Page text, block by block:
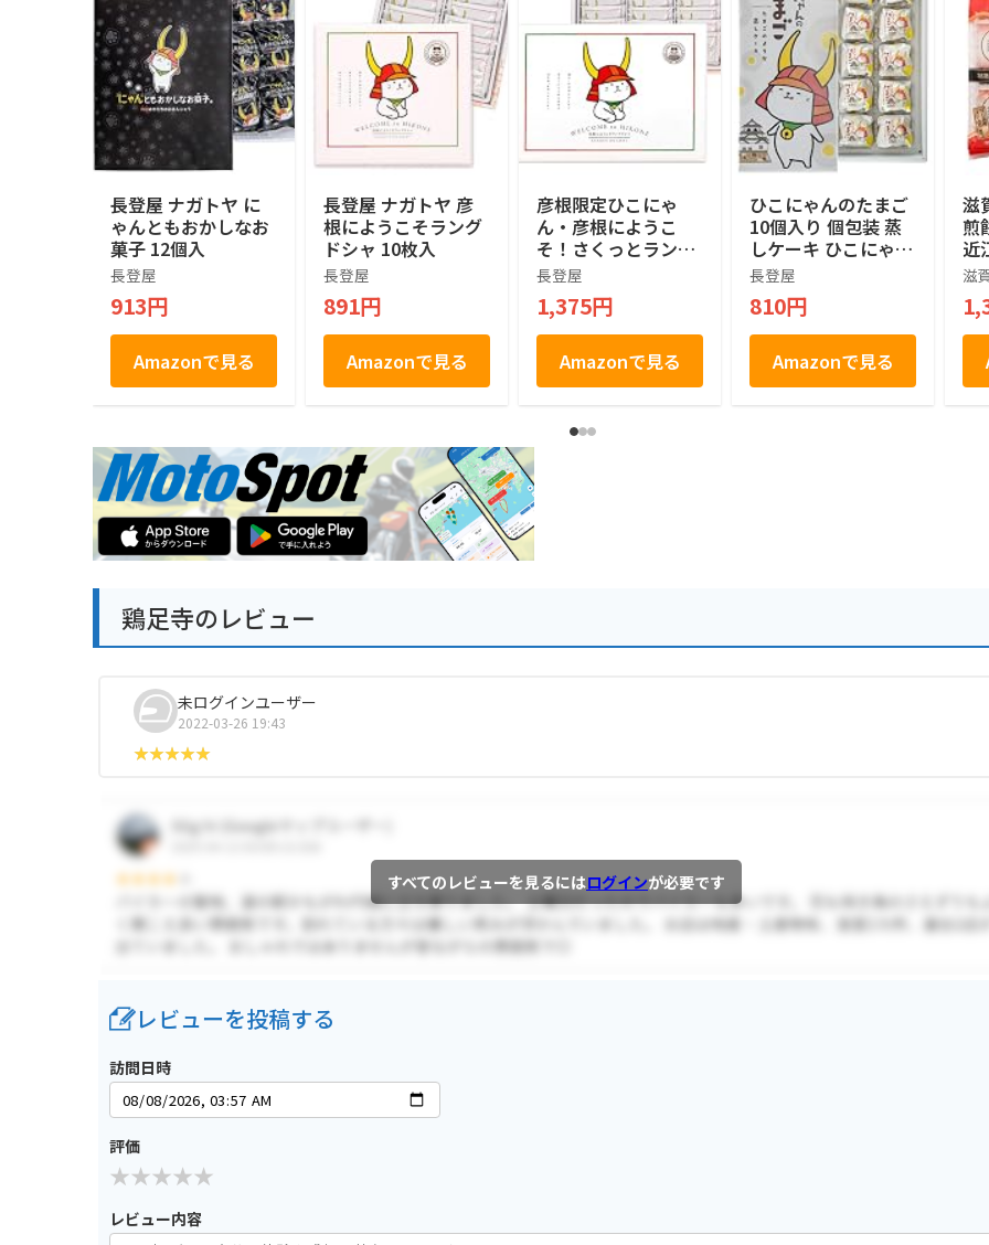
長登屋 ナガトヤ に
ゃんともおかしなお
菓子 12個入
長登屋
913円
Amazonで見る
長登屋 ナガトヤ 彦
根にようこそラング
ドシャ 10枚入
長登屋
891円
Amazonで見る
彦根限定ひこにゃ
ん・彦根にようこ
そ！さくっとラング
ドシャ（大） 18枚
入
長登屋
1,375円
Amazonで見る
ひこにゃんのたまご
10個入り 個包装 蒸
しケーキ ひこにゃん
滋賀 お土産
長登屋
810円
Amazonで見る
滋
煎
近
お
滋
鶏足寺のレビュー
未ログインユーザー
2022-03-26 19:43
すべてのレビューを見るにはログインが必要です
レビューを投稿する
訪問日時
評価
レビュー内容